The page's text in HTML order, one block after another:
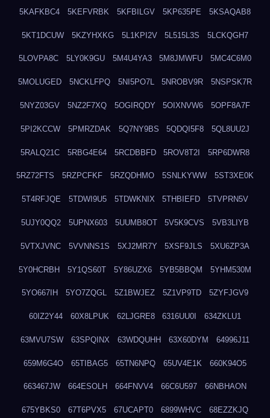
5KAFKBC4 5KEFVRBK 5KFBILGV 5KP635PE 5KSAQAB8
5KT1DCUW 5KZYHXKG 5L1KPI2V 5L515L3S 5LCKQGH7
5LOVPA8C 5LY0K9GU 5M4U4YA3 5M8JMWFU 5MC4C6M0
5MOLUGED 5NCKLFPQ 5NI5PO7L 5NROBV9R 5NSPSK7R
5NYZ03GV 5NZ2F7XQ 5OGIRQDY 5OIXNVW6 5OPF8A7F
5PI2KCCW 5PMRZDAK 5Q7NY9BS 5QDQI5F8 5QL8UU2J
5RALQ21C 5RBG4E64 5RCDBBFD 5ROV8T2I 5RP6DWR8
5RZ72FTS 5RZPCFKF 5RZQDHMO 5SNLKYWW 5ST3XE0K
5T4RFJQE 5TDWI9U5 5TDWKNIX 5THBIEFD 5TVPRN5V
5UJY0QQ2 5UPNX603 5UUMB8OT 5V5K9CVS 5VB3LIYB
5VTXJVNC 5VVNNS1S 5XJ2MR7Y 5XSF9JLS 5XU6ZP3A
5Y0HCRBH 5Y1QS60T 5Y86UZX6 5YB5BBQM 5YHM530M
5YO667IH 5YO7ZQGL 5Z1BWJEZ 5Z1VP9TD 5ZYFJGV9
60IZ2Y44 60X8LPUK 62LJGRE8 6316UU0I 634ZKLU1
63MVU7SW 63SPQINX 63WDQUHH 63X60DYM 64996J11
659M6G4O 65TIBAG5 65TN6NPQ 65UV4E1K 660K94O5
663467JW 664ESOLH 664FNVV4 66C6U597 66NBHAON
675YBKS0 67T6PVX5 67UCAPT0 6899WHVC 68EZZKJQ